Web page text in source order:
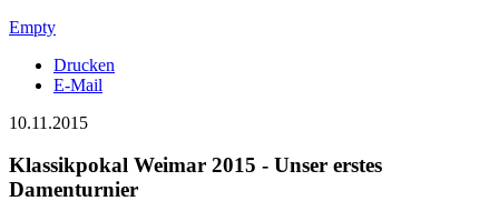
Empty
Drucken
E-Mail
10.11.2015
Klassikpokal Weimar 2015 - Unser erstes
Damenturnier